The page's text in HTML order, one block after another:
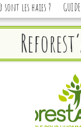
sont les haies ?